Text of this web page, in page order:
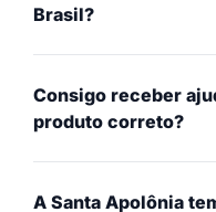
Brasil?
Consigo receber
produto correto?
A Santa Apolônia